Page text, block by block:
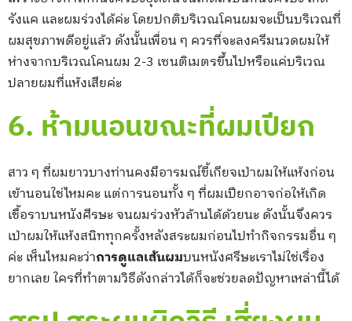
รังแค และผมร่วงได้ค่ะ โดยปกติบริเวณโคนผมจะเป็นบริเวณที่
ผมสุขภาพดีอยู่แล้ว ดังนั้นเพื่อน ๆ ควรที่จะลงครีมนวดผมให้
ห่างจากบริเวณโคนผม 2-3 เซนติเมตรขึ้นไปหรือแค่บริเวณ
ปลายผมที่แห้งเสียค่ะ
6. ห้ามนอนขณะที่ผมเปียก
สาว ๆ ที่ผมยาวบางท่านคงมีอารมณ์ขี้เกียจเป่าผมให้แห้งก่อน
เข้านอนใช่ไหมคะ แต่การนอนทั้ง ๆ ที่ผมเปียกอาจก่อให้เกิด
เชื้อราบนหนังศีรษะ จนผมร่วงหัวล้านได้ด้วยนะ ดังนั้นจึงควร
เป่าผมให้แห้งสนิททุกครั้งหลังสระผมก่อนไปทำกิจกรรมอื่น ๆ
ค่ะ เห็นไหมคะว่าการดูแลเส้นผมบนหนังศรีษะเราไม่ใช่เรื่อง
ยากเลย ใครที่ทำตามวิธีดังกล่าวได้ก็จะช่วยลดปัญหาเหล่านี้ได้